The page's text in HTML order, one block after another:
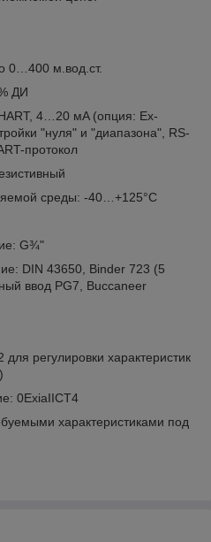
0…400 м.вод.ст.
ДИ
4…20 мA (опция: Ex-
"нуля" и "диапазона", RS-
протокол
среды: -40…+125°C
G¾"
DIN 43650, Binder 723 (5
ввод PG7, Buccaneer
регулировки характеристик
0ExiaIICT4
характеристиками под